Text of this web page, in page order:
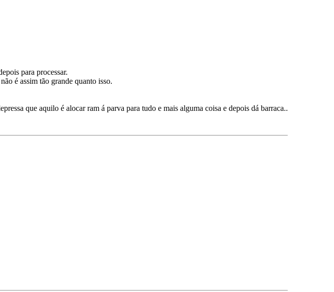
para processar.
é assim tão grande quanto isso.
que aquilo é alocar ram á parva para tudo e mais alguma coisa e depois dá barraca..